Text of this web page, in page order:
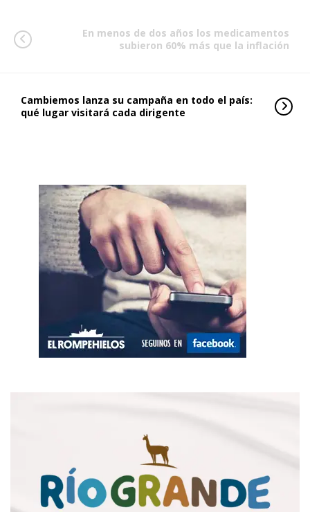
En menos de dos años los medicamentos
subieron 60% más que la inflación
Cambiemos lanza su campaña en todo el país:
qué lugar visitará cada dirigente